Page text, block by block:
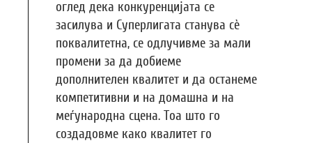
оглед дека конкуренцијата се
засилува и Суперлигата станува сè
поквалитетна, се одлучивме за мали
промени за да добиеме
дополнителен квалитет и да останеме
компетитивни и на домашна и на
меѓународна сцена. Тоа што го
создадовме како квалитет го